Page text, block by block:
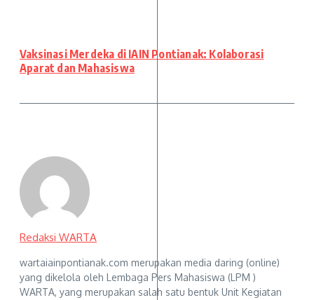
Vaksinasi Merdeka di IAIN Pontianak: Kolaborasi
Aparat dan Mahasiswa
Redaksi WARTA
wartaiainpontianak.com merupakan media daring (online)
yang dikelola oleh Lembaga Pers Mahasiswa (LPM )
WARTA, yang merupakan salah satu bentuk Unit Kegiatan